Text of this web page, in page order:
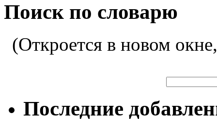
Поиск по словарю
(Откроется в новом
Последние